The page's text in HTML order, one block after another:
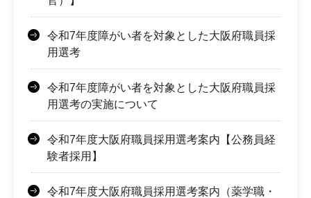
令和7年度障がい者を対象とした大阪府職員採
用選考
令和7年度障がい者を対象とした大阪府職員採
用選考の実施について
令和7年度大阪府職員採用選考案内【公務員経
験者採用】
令和7年度大阪府職員採用選考案内（薬学職・